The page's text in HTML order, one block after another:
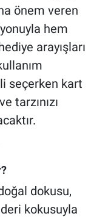
önem veren
hem
arayışları
seçerken kart
tarzınızı
dokusu,
kokusuyla